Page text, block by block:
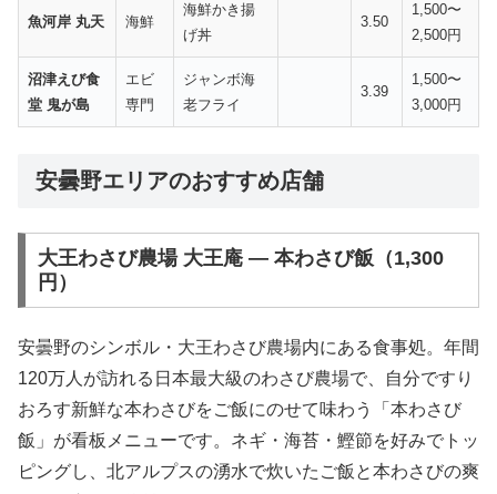
魚河岸 丸天 海鮮
海鮮かき揚
げ丼
3.50
1,500〜
2,500円
沼津えび食
堂 鬼が島
エビ
専門
ジャンボ海
老フライ
3.39
1,500〜
3,000円
安曇野エリアのおすすめ店舗
大王わさび農場 大王庵 ― 本わさび飯（1,300
円）
安曇野のシンボル・大王わさび農場内にある食事処。年間
120万人が訪れる日本最大級のわさび農場で、自分ですり
おろす新鮮な本わさびをご飯にのせて味わう「本わさび
飯」が看板メニューです。ネギ・海苔・鰹節を好みでトッ
ピングし、北アルプスの湧水で炊いたご飯と本わさびの爽